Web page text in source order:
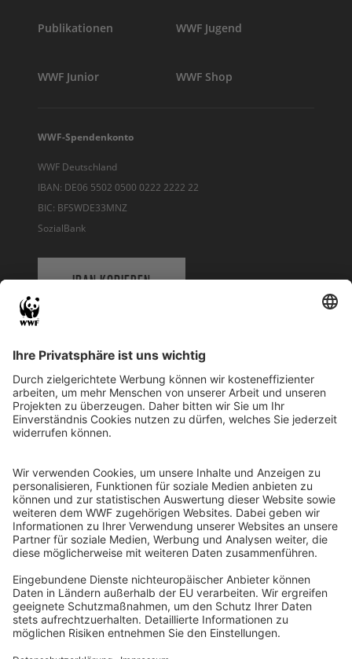
Publikationen WWF Jugend
WWF Junior WWF Shop
WWF-Spendenkonto
WWF Deutschland
IBAN: DE06 5502 0500 0222 2222 22
BIC: BFSWDE33MNZ
SozialBank
IBAN KOPIEREN
WWF Deutschland
Reinhardtstr. 18
10117 Berlin
Ihre Spende kann steuerlich geltend gemacht werden
Registriert als Stiftung WWF Deutschland, Senatsverwaltung für
Justiz Berlin, Az: 3416/976/2
Umsatzsteuer-Identifikationsnummer: DE 114236103
Freistellungsbescheid: Als gemeinnützige Körperschaft befreit
von der Körperschaftssteuer gem. §5 I 9 KStg. unter der
Steuernummer 27/641/09321